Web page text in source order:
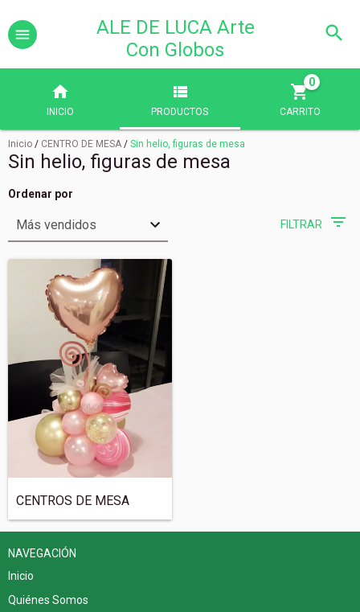
ALE DE LUCA Arte
Con Globos
INICIO PRODUCTOS CARRITO
0
Inicio / CENTRO DE MESA / Sin helio, figuras de mesa
Sin helio, figuras de mesa
Ordenar por
FILTRAR
CENTROS DE MESA
NAVEGACIÓN
Inicio
Quiénes Somos